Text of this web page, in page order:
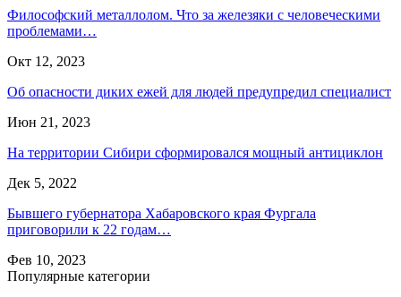
Философский металлолом. Что за железяки с человеческими
проблемами…
Окт 12, 2023
Об опасности диких ежей для людей предупредил специалист
Июн 21, 2023
На территории Сибири сформировался мощный антициклон
Дек 5, 2022
Бывшего губернатора Хабаровского края Фургала
приговорили к 22 годам…
Фев 10, 2023
Популярные категории